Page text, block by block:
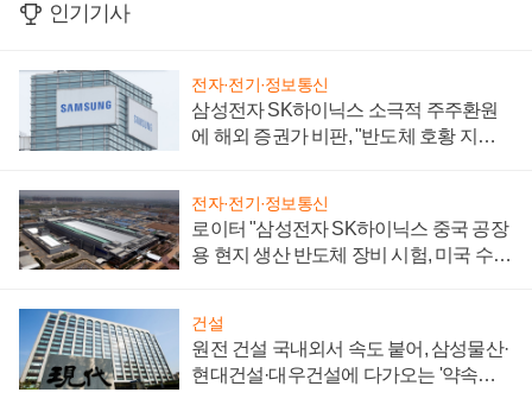
인기기사
전자·전기·정보통신
삼성전자 SK하이닉스 소극적 주주환원
에 해외 증권가 비판, "반도체 호황 지속
전자·전기·정보통신
로이터 "삼성전자 SK하이닉스 중국 공장
용 현지 생산 반도체 장비 시험, 미국 수출
건설
원전 건설 국내외서 속도 붙어, 삼성물산·
현대건설·대우건설에 다가오는 '약속의